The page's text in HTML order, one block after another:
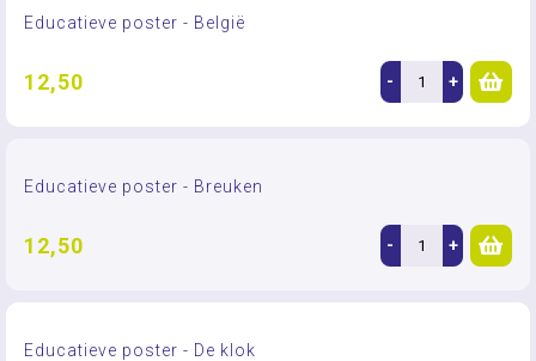
Educatieve poster - België
12,50 - +
Educatieve poster - Breuken
12,50 - +
Educatieve poster - De klok